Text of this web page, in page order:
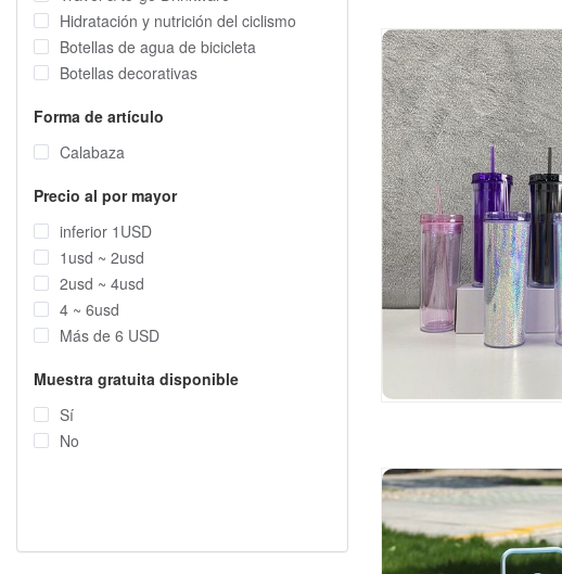
Hidratación y nutrición del ciclismo
Botellas de agua de bicicleta
Botellas decorativas
Forma de artículo
Calabaza
Precio al por mayor
inferior 1USD
1usd ~ 2usd
2usd ~ 4usd
4 ~ 6usd
Más de 6 USD
Muestra gratuita disponible
Sí
No